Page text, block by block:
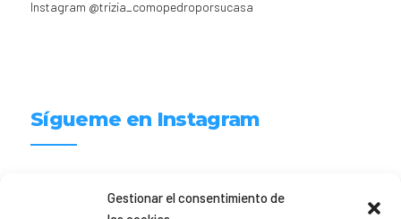
Gestionar el consentimiento de
Instagram @trizia_comopedroporsucasa
Sígueme en Instagram
Freelance | Web | RRSS
Mi tienda de productos ECO
@lacatalina.shop